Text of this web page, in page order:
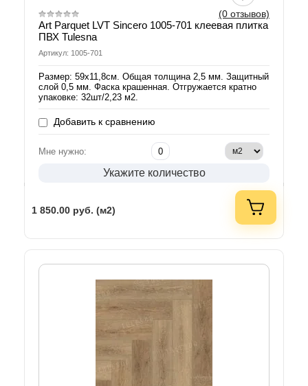
(0 отзывов)
Art Parquet LVT Sincero 1005-701 клеевая плитка
ПВХ Tulesna
Артикул: 1005-701
Размер: 59х11,8см. Общая толщина 2,5 мм. Защитный
слой 0,5 мм. Фаска крашенная. Отгружается кратно
упаковке: 32шт/2,23 м2.
Добавить к сравнению
Мне нужно:
Укажите количество
1 850.00 руб. (м2)